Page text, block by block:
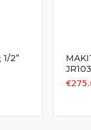
1/2”
€